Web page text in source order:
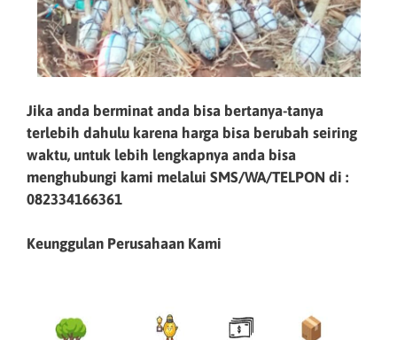
Jika anda berminat anda bisa bertanya-tanya
terlebih dahulu karena harga bisa berubah seiring
waktu, untuk lebih lengkapnya anda bisa
menghubungi kami melalui SMS/WA/TELPON di :
082334166361
Keunggulan Perusahaan Kami